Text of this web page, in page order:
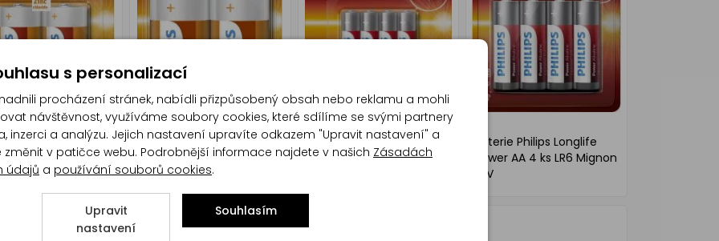
Philips Longlife 2
mono 1,5V
Baterie Philips Longlife 2
ks D R20 mono 1,5V
Baterie Philips Power
Alkaline 2 ks AAA LR03
Baterie Philips Longlife
Power AA 4 ks LR6 Mignon
1,5V
s personalizací
procházení stránek, nabídli přizpůsobený obsah nebo reklamu a mohli
návštěvnost, využíváme soubory cookies, které sdílíme se svými partnery
inzerci a analýzu. Jejich nastavení upravíte odkazem "Upravit nastavení" a
změnit v patičce webu. Podrobnější informace najdete v našich Zásadách
údajů a používání souborů cookies.
Upravit
nastavení
Souhlasím